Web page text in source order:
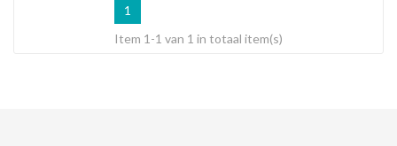
1
Item 1-1 van 1 in totaal item(s)